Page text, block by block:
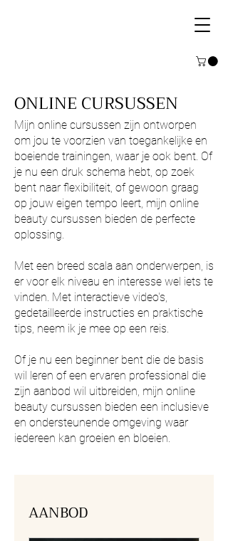
ONLINE CURSUSSEN
Mijn online cursussen zijn ontworpen
om jou te voorzien van toegankelijke en
boeiende trainingen, waar je ook bent. Of
je nu een druk schema hebt, op zoek
bent naar flexibiliteit, of gewoon graag
op jouw eigen tempo leert, mijn online
beauty cursussen bieden de perfecte
oplossing.
Met een breed scala aan onderwerpen, is
er voor elk niveau en interesse wel iets te
vinden. Met interactieve video's,
gedetailleerde instructies en praktische
tips, neem ik je mee op een reis.
Of je nu een beginner bent die de basis
wil leren of een ervaren professional die
zijn aanbod wil uitbreiden, mijn online
beauty cursussen bieden een inclusieve
en ondersteunende omgeving waar
iedereen kan groeien en bloeien.
AANBOD